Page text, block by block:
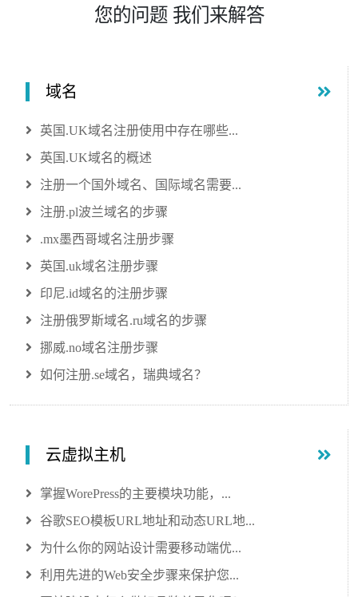
您的问题 我们来解答
域名
英国.UK域名注册使用中存在哪些...
英国.UK域名的概述
注册一个国外域名、国际域名需要...
注册.pl波兰域名的步骤
.mx墨西哥域名注册步骤
英国.uk域名注册步骤
印尼.id域名的注册步骤
注册俄罗斯域名.ru域名的步骤
挪威.no域名注册步骤
如何注册.se域名，瑞典域名？
云虚拟主机
掌握WorePress的主要模块功能，...
谷歌SEO模板URL地址和动态URL地...
为什么你的网站设计需要移动端优...
利用先进的Web安全步骤来保护您...